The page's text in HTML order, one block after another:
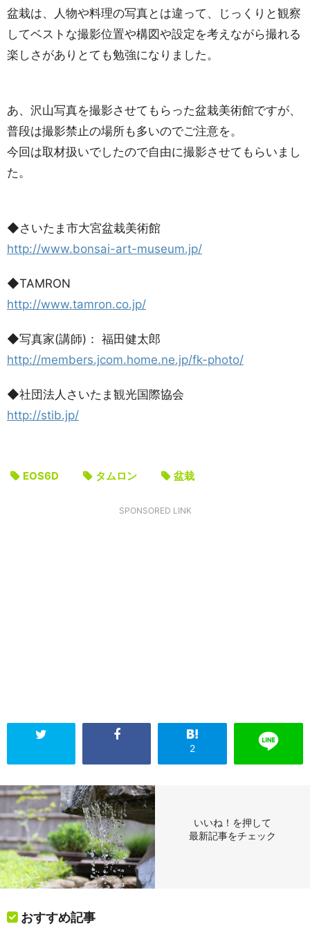
盆栽は、人物や料理の写真とは違って、じっくりと観察
してベストな撮影位置や構図や設定を考えながら撮れる
楽しさがありとても勉強になりました。
あ、沢山写真を撮影させてもらった盆栽美術館ですが、
普段は撮影禁止の場所も多いのでご注意を。
今回は取材扱いでしたので自由に撮影させてもらいまし
た。
◆さいたま市大宮盆栽美術館
http://www.bonsai-art-museum.jp/
◆TAMRON
http://www.tamron.co.jp/
◆写真家(講師)： 福田健太郎
http://members.jcom.home.ne.jp/fk-photo/
◆社団法人さいたま観光国際協会
http://stib.jp/
EOS6D タムロン 盆栽
SPONSORED LINK
2
いいね！を押して
最新記事をチェック
おすすめ記事